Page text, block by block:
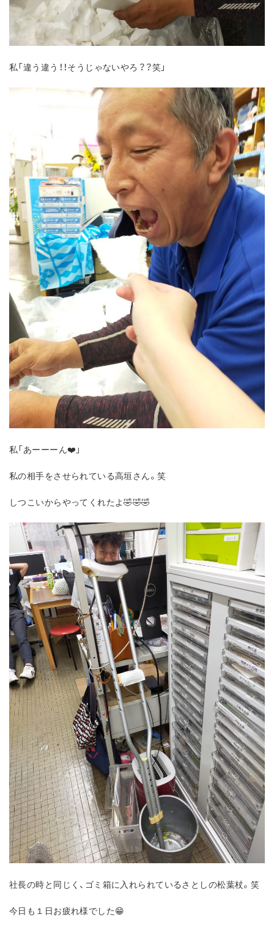
私「違う違う！！そうじゃないやろ？？笑」
私「あーーーん❤️」
私の相手をさせられている高垣さん。笑
しつこいからやってくれたよ🤣🤣🤣
社長の時と同じく、ゴミ箱に入れられているさとしの松葉杖。笑
今日も１日お疲れ様でした😁